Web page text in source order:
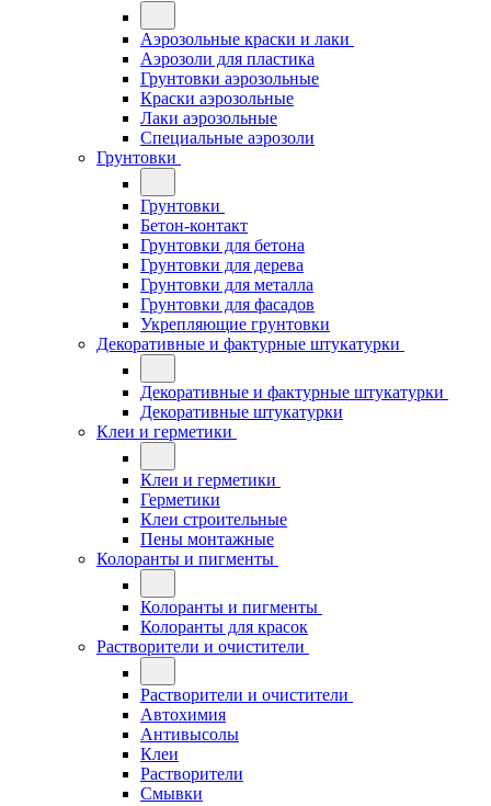
Аэрозольные краски и лаки
Аэрозоли для пластика
Грунтовки аэрозольные
Краски аэрозольные
Лаки аэрозольные
Специальные аэрозоли
Грунтовки
Грунтовки
Бетон-контакт
Грунтовки для бетона
Грунтовки для дерева
Грунтовки для металла
Грунтовки для фасадов
Укрепляющие грунтовки
Декоративные и фактурные штукатурки
Декоративные и фактурные штукатурки
Декоративные штукатурки
Клеи и герметики
Клеи и герметики
Герметики
Клеи строительные
Пены монтажные
Колоранты и пигменты
Колоранты и пигменты
Колоранты для красок
Растворители и очистители
Растворители и очистители
Автохимия
Антивысолы
Клеи
Растворители
Смывки